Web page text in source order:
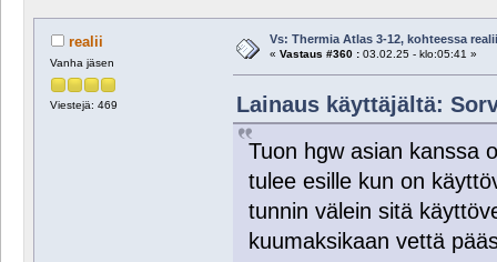
realii
Vanha jäsen
Viestejä: 469
Vs: Thermia Atlas 3-12, kohteessa realii
« Vastaus #360 :03.02.25 - klo:05:41 »
Lainaus käyttäjältä:
Tuon hgw asian kanssa
tulee esille kun on
tunnin välein sitä
kuumaksikaan vettä